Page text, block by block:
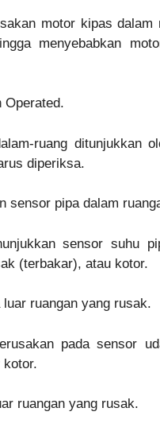
motor kipas
menyebabkan
Operated.
ruang ditunjukkan
diperiksa.
sensor pipa dalam
sensor suhu
(terbakar), atau kotor.
ruangan yang rusak.
pada sensor
ruangan yang rusak.